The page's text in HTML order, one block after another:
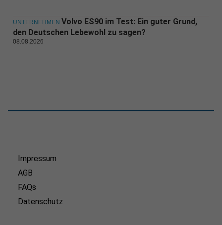
UNTERNEHMEN Volvo ES90 im Test: Ein guter Grund,
den Deutschen Lebewohl zu sagen?
08.08.2026
Impressum
AGB
FAQs
Datenschutz